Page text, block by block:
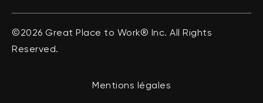
©2026 Great Place to Work® Inc. All Rights
Reserved.
Mentions légales